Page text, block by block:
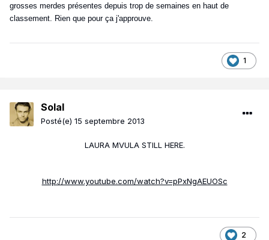
grosses merdes présentes depuis trop de semaines en haut de
classement. Rien que pour ça j'approuve.
1
Solal
Posté(e) 15 septembre 2013
LAURA MVULA STILL HERE.
http://www.youtube.com/watch?v=pPxNgAEUOSc
2